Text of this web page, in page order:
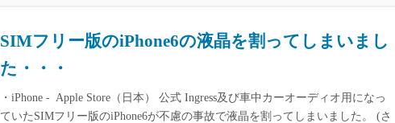
SIMフリー版のiPhone6の液晶を割ってしまいまし
た・・・
・iPhone - Apple Store（日本） 公式 Ingress及び車中カーオーディオ用になっ
ていたSIMフリー版のiPhone6が不慮の事故で液晶を割ってしまいました。 (さ